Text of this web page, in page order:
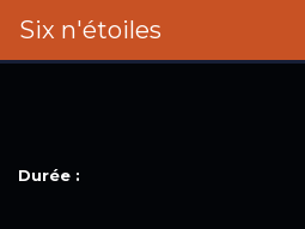
Six n'étoiles
Durée :